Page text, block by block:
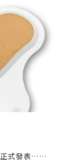
正式發表……